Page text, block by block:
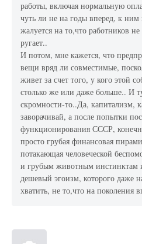
работы, включая нормальную
чуть ли не на годы вперед, к ним
жалуется на то,что работников
ругает..
И потом, мне кажется, что
вещи вряд ли совместимые,
живет за счет того, у кого этой
столько же или даже больше.. И
скромности-то..Да, капитализм,
заворачивай, а после попытки
функционирования СССР,
просто грубая финансовая
потакающая человеческой
и грубым животным инстинктам
дешевый эгоизм, которого даже
хватить, не то,что на поколения